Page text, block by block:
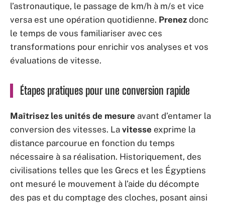
l’astronautique, le passage de km/h à m/s et vice
versa est une opération quotidienne. Prenez donc
le temps de vous familiariser avec ces
transformations pour enrichir vos analyses et vos
évaluations de vitesse.
Étapes pratiques pour une conversion rapide
Maîtrisez les unités de mesure avant d’entamer la
conversion des vitesses. La vitesse exprime la
distance parcourue en fonction du temps
nécessaire à sa réalisation. Historiquement, des
civilisations telles que les Grecs et les Égyptiens
ont mesuré le mouvement à l’aide du décompte
des pas et du comptage des cloches, posant ainsi